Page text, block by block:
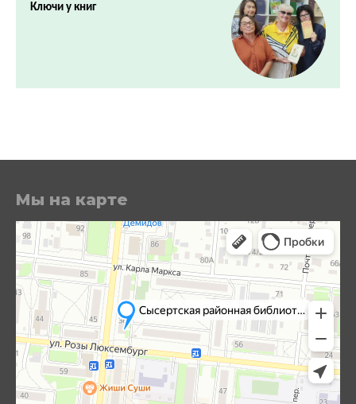
Ключи у книг
Мы на карте